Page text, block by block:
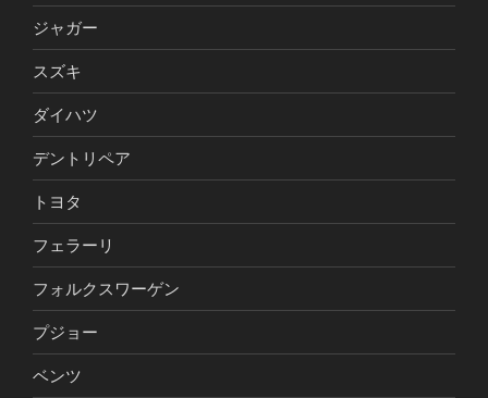
ジャガー
スズキ
ダイハツ
デントリペア
トヨタ
フェラーリ
フォルクスワーゲン
プジョー
ベンツ